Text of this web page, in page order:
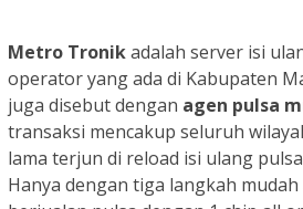
Metro Tronikadalah server isi
operator yang ada di Kabupaten
juga disebut dengan agen pulsa
transaksi mencakup seluruh
lama terjun di reload isi ulang
Hanya dengan tiga langkah